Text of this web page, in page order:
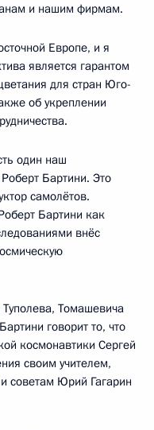
и нашим фирмам.
Европе, и я
является гарантом
для стран Юго-
об укреплении
один наш
Бартини. Это
самолётов.
Бартини как
внёс
Туполева, Томашевича
говорит то, что
космонавтики Сергей
своим учителем,
советам Юрий Гагарин